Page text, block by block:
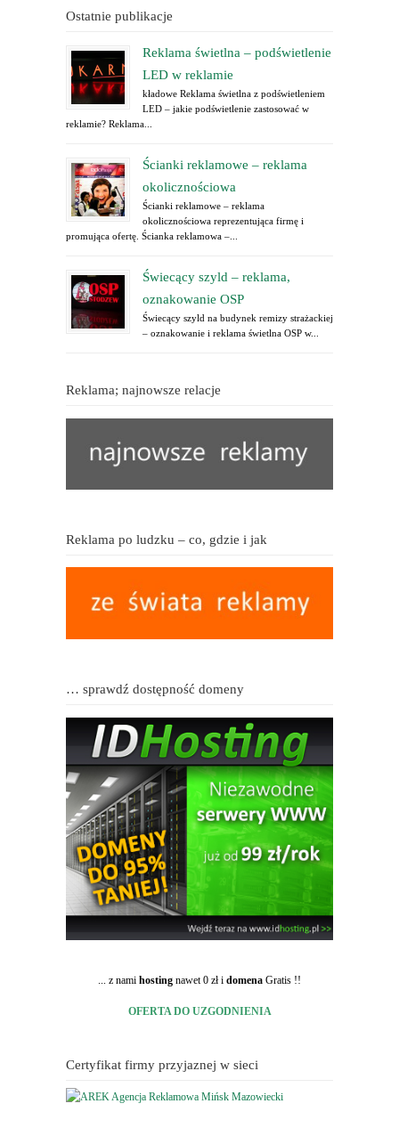
Ostatnie publikacje
Reklama świetlna – podświetlenie
LED w reklamie
kładowe Reklama świetlna z podświetleniem
LED – jakie podświetlenie zastosować w
reklamie? Reklama...
Ścianki reklamowe – reklama
okolicznościowa
Ścianki reklamowe – reklama
okolicznościowa reprezentująca firmę i
promująca ofertę. Ścianka reklamowa –...
Świecący szyld – reklama,
oznakowanie OSP
Świecący szyld na budynek remizy strażackiej
– oznakowanie i reklama świetlna OSP w...
Reklama; najnowsze relacje
Reklama po ludzku – co, gdzie i jak
… sprawdź dostępność domeny
... z nami hosting nawet 0 zł i domena Gratis !!
OFERTA DO UZGODNIENIA
Certyfikat firmy przyjaznej w sieci